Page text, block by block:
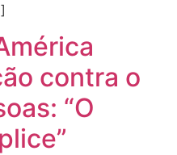
contra o
“O